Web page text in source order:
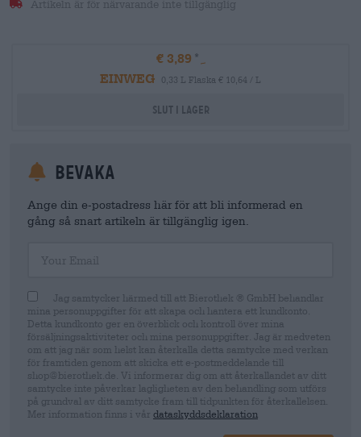
Artikeln är för närvarande inte tillgänglig
€ 3,89
EINWEG
0,33 L Flaska € 10,64 / L
Slut i lager
Bevaka
Ange din e-postadress här för att bli informerad en
gång så snart artikeln är tillgänglig igen.
Jag samtycker härmed till att Bierothek ® GmbH behandlar
mina personuppgifter för att skapa och hantera ett kundkonto.
Detta kundkonto ger en överblick och kontroll över mina
försäljningsaktiviteter och mina personuppgifter. Jag är medveten
om att jag när som helst kan återkalla detta samtycke med verkan
för framtiden genom att skicka ett e-postmeddelande till
shop@bierothek.de. Vi informerar dig om att återkallandet av ditt
samtycke inte påverkar lagligheten av den behandling som utförs
på grundval av ditt samtycke fram till tidpunkten för återkallelsen.
Mer information finns i vår dataskyddsdeklaration